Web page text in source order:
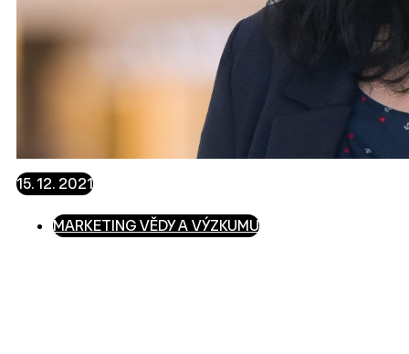
15. 12. 2021
MARKETING VĚDY A VÝZKUMU